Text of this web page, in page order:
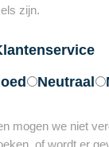
zijn.
Neutraal
mogen we niet